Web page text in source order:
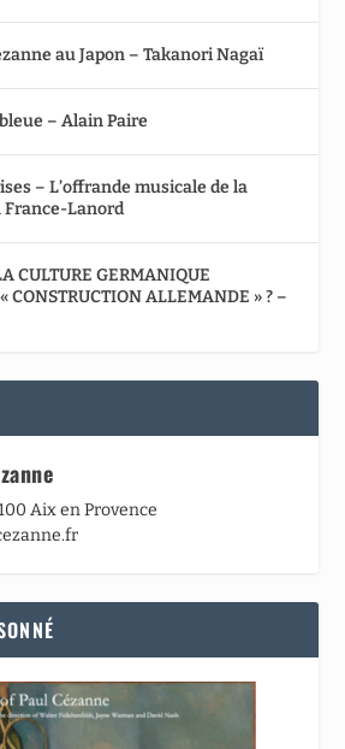
au Japon – Takanori Nagaï
– Alain Paire
– L’offrande musicale de la
Lanord
CULTURE GERMANIQUE
CONSTRUCTION ALLEMANDE » ? –
Aix en Provence